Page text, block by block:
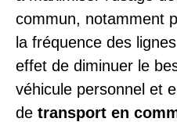
commun, notamment
la fréquence des
effet de diminuer le
véhicule personnel et
de transport en